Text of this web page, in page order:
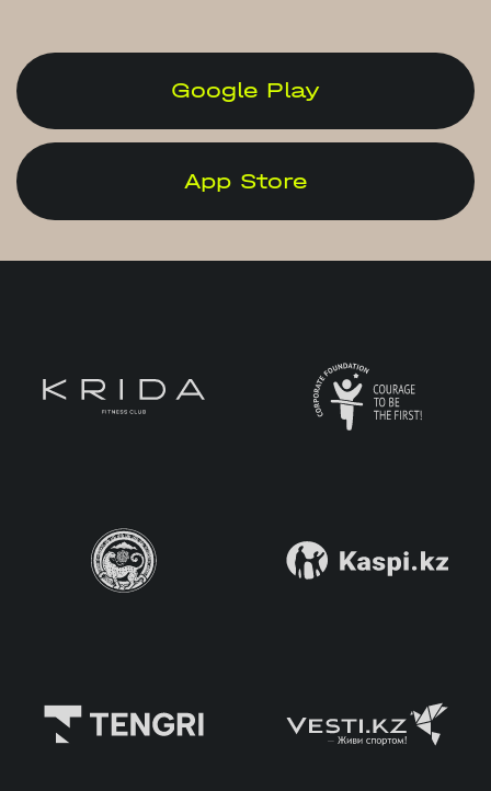
Google Play
App Store